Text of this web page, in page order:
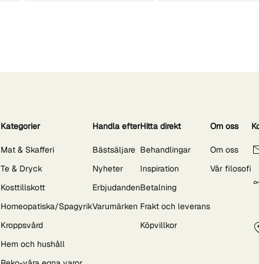
Kategorier
Mat & Skafferi
Te & Dryck
Kosttillskott
Homeopatiska/Spagyrik
Kroppsvård
Hem och hushåll
Handla efter
Bästsäljare
Nyheter
Erbjudanden
Varumärken
Hitta direkt
Behandlingar
Inspiration
Betalning
Frakt och leverans
Köpvillkor
Om oss
Om oss
Vår filosofi